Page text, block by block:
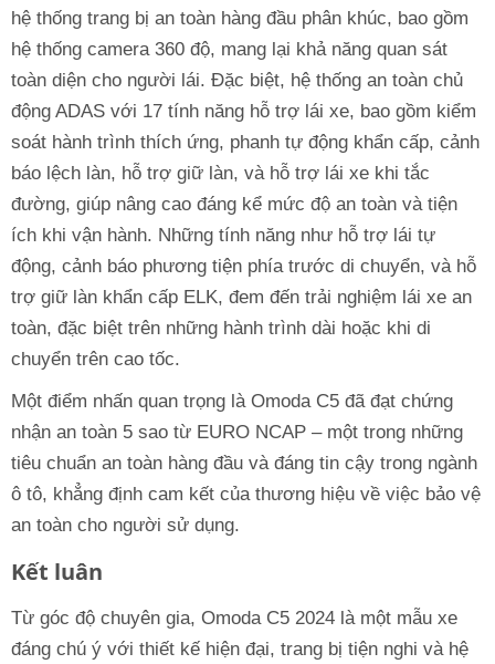
hệ thống trang bị an toàn hàng đầu phân khúc, bao gồm
hệ thống camera 360 độ, mang lại khả năng quan sát
toàn diện cho người lái. Đặc biệt, hệ thống an toàn chủ
động ADAS với 17 tính năng hỗ trợ lái xe, bao gồm kiểm
soát hành trình thích ứng, phanh tự động khẩn cấp, cảnh
báo lệch làn, hỗ trợ giữ làn, và hỗ trợ lái xe khi tắc
đường, giúp nâng cao đáng kể mức độ an toàn và tiện
ích khi vận hành. Những tính năng như hỗ trợ lái tự
động, cảnh báo phương tiện phía trước di chuyển, và hỗ
trợ giữ làn khẩn cấp ELK, đem đến trải nghiệm lái xe an
toàn, đặc biệt trên những hành trình dài hoặc khi di
chuyển trên cao tốc.
Một điểm nhấn quan trọng là Omoda C5 đã đạt chứng
nhận an toàn 5 sao từ EURO NCAP – một trong những
tiêu chuẩn an toàn hàng đầu và đáng tin cậy trong ngành
ô tô, khẳng định cam kết của thương hiệu về việc bảo vệ
an toàn cho người sử dụng.
Kết luân
Từ góc độ chuyên gia, Omoda C5 2024 là một mẫu xe
đáng chú ý với thiết kế hiện đại, trang bị tiện nghi và hệ